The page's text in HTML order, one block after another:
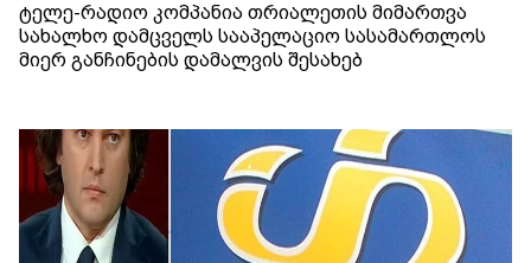
ტელე-რადიო კომპანია თრიალეთის მიმართვა
სახალხო დამცველს სააპელაციო სასამართლოს
მიერ განჩინების დამალვის შესახებ